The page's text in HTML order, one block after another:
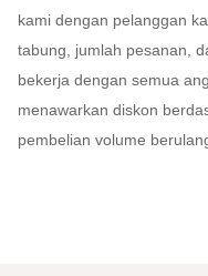
kami dengan pelanggan
tabung, jumlah pesanan,
bekerja dengan semua
menawarkan diskon
pembelian volume